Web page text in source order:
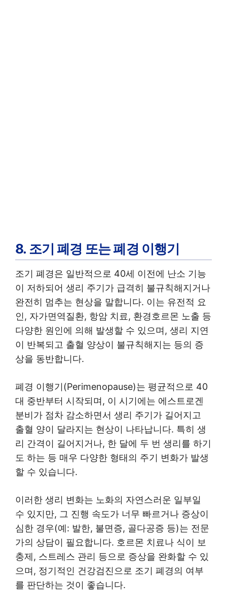
8. 조기 폐경 또는 폐경 이행기
조기 폐경은 일반적으로 40세 이전에 난소 기능
이 저하되어 생리 주기가 급격히 불규칙해지거나
완전히 멈추는 현상을 말합니다. 이는 유전적 요
인, 자가면역질환, 항암 치료, 환경호르몬 노출 등
다양한 원인에 의해 발생할 수 있으며, 생리 지연
이 반복되고 출혈 양상이 불규칙해지는 등의 증
상을 동반합니다.
폐경 이행기(Perimenopause)는 평균적으로 40
대 중반부터 시작되며, 이 시기에는 에스트로겐
분비가 점차 감소하면서 생리 주기가 길어지고
출혈 양이 달라지는 현상이 나타납니다. 특히 생
리 간격이 길어지거나, 한 달에 두 번 생리를 하기
도 하는 등 매우 다양한 형태의 주기 변화가 발생
할 수 있습니다.
이러한 생리 변화는 노화의 자연스러운 일부일
수 있지만, 그 진행 속도가 너무 빠르거나 증상이
심한 경우(예: 발한, 불면증, 골다공증 등)는 전문
가의 상담이 필요합니다. 호르몬 치료나 식이 보
충제, 스트레스 관리 등으로 증상을 완화할 수 있
으며, 정기적인 건강검진으로 조기 폐경의 여부
를 판단하는 것이 좋습니다.